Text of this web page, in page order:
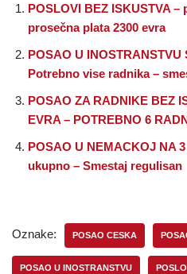
POSLOVI BEZ ISKUSTVA
prosečna plata 2300 evra
POSAO U INOSTRANSTVU
Potrebno vise radnika –
POSAO ZA RADNIKE BEZ
EVRA – POTREBNO 6
POSAO U NEMACKOJ NA
ukupno – Smestaj regulisan
Oznake: POSAO CESKA
POSAO U INOSTRANSTVU